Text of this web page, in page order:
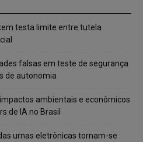
testa limite entre tutela
falsas em teste de segurança
de autonomia
ambientais e econômicos
de IA no Brasil
urnas eletrônicas tornam-se